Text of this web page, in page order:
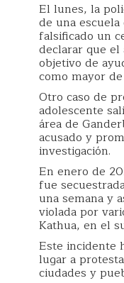
El lunes, la
de una
falsificado un
declarar que el
objetivo de
como mayor
Otro caso de
adolescente
área de
acusado y
investigación.
En enero de
fue
una semana y
violada por
Kathua, en el
Este incidente
lugar a
ciudades y